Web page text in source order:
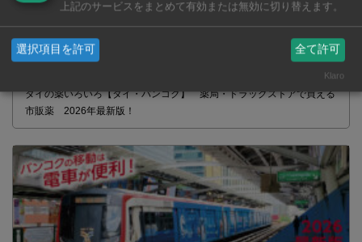
タイの薬いろいろ【タイ・バンコク】 薬局・ドラッグストアで買える
市販薬 2026年最新版！
上記のサービスをまとめて有効または無効に切り替えます。
選択項目を許可 全て許可
Klaro